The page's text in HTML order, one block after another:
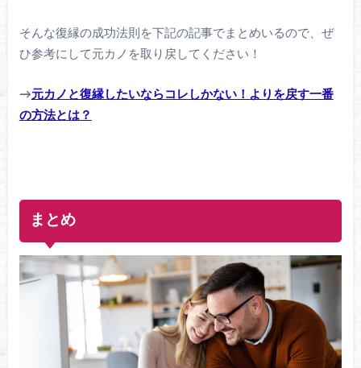
そんな復縁の成功法則を下記の記事でまとめいるので、ぜ
ひ参考にして元カノを取り戻してください！
→元カノと復縁したいならコレしかない！よりを戻す一番
の方法とは？
まとめ